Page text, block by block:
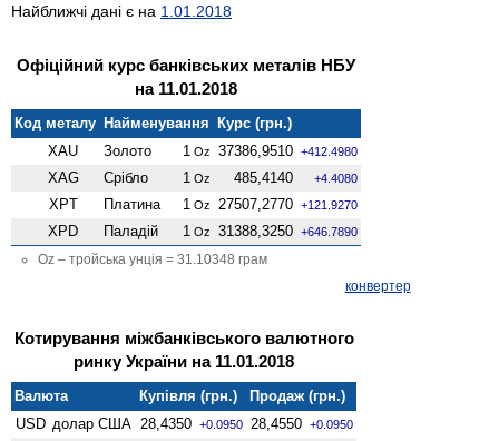
Найближчі дані є на 1.01.2018
Офіційний курс банківських металів НБУ
на 11.01.2018
Код металу Найменування Курс (грн.)
XAU
Золото 1 Oz 37386,9510 +412.4980
XAG Срібло 1 Oz 485,4140 +4.4080
XPT Платина 1 Oz 27507,2770 +121.9270
XPD Паладій 1 Oz 31388,3250 +646.7890
Oz – тройська унція = 31.10348 грам
конвертер
Котирування міжбанківського валютного
ринку України на 11.01.2018
Валюта Купівля (грн.)
Продаж (грн.)
USD долар США 28,4350 +0.0950 28,4550 +0.0950